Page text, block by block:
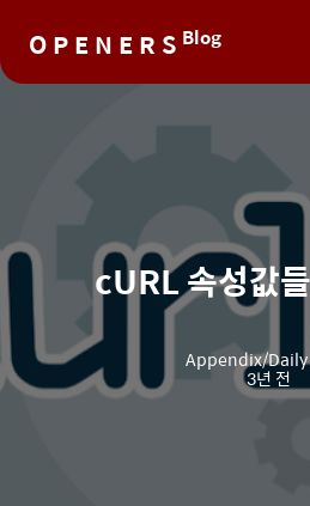
O P E N E R S Blog
cURL 속성값
Appendix/Daily
3년 전